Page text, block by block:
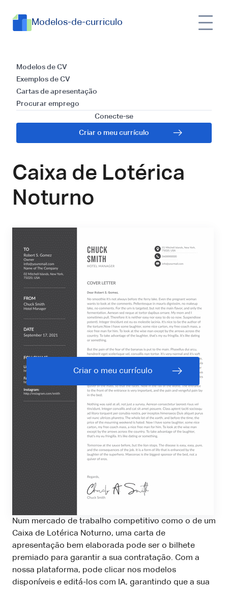
Modelos-de-curriculo
Modelos de CV
Exemplos de CV
Cartas de apresentação
Procurar emprego
Conecte-se
Criar o meu currículo
Modelos e Guia para
Redação de uma
Carta de
Apresentação para
Caixa de Lotérica
Noturno
Criar o meu currículo
Num mercado de trabalho competitivo como o de um
Caixa de Lotérica Noturno, uma carta de
apresentação bem elaborada pode ser o bilhete
premiado para garantir a sua contratação. Com a
nossa plataforma, pode clicar nos modelos
disponíveis e editá-los com IA, garantindo que a sua